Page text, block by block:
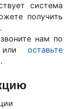
система
получить
нам по
оставьте